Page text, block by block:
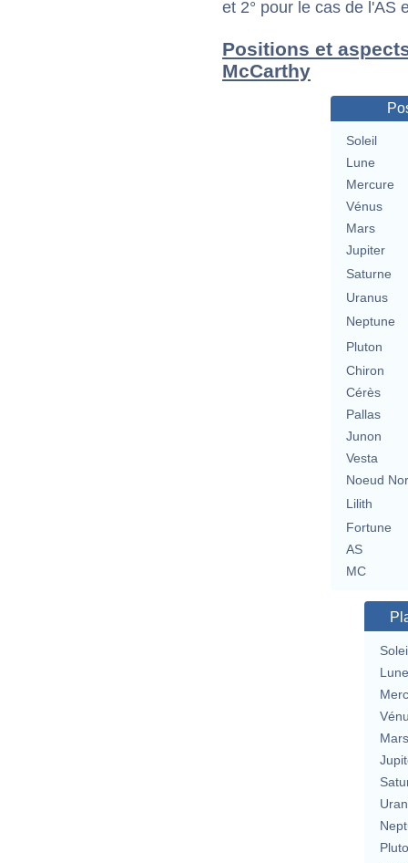
et 2° pour le cas de l'AS
Positions et
McCarthy
Soleil
Lune
Mercure
Vénus
Mars
Jupiter
Saturne
Uranus
Neptune
Pluton
Chiron
Cérès
Pallas
Junon
Vesta
Noeud
Lilith
Fortune
AS
MC
Lune
Mars